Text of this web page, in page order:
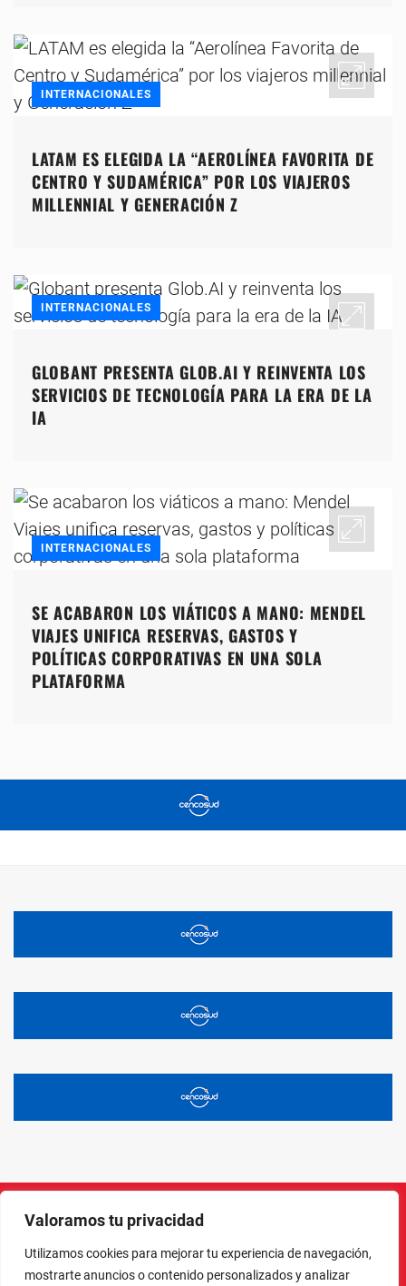
Valoramos tu privacidad
Utilizamos cookies para mejorar tu experiencia de navegación,
mostrarte anuncios o contenido personalizados y analizar
INTERNACIONALES
LATAM ES ELEGIDA LA “AEROLÍNEA FAVORITA DE
CENTRO Y SUDAMÉRICA” POR LOS VIAJEROS
MILLENNIAL Y GENERACIÓN Z
INTERNACIONALES
GLOBANT PRESENTA GLOB.AI Y REINVENTA LOS
SERVICIOS DE TECNOLOGÍA PARA LA ERA DE LA
IA
INTERNACIONALES
SE ACABARON LOS VIÁTICOS A MANO: MENDEL
VIAJES UNIFICA RESERVAS, GASTOS Y
POLÍTICAS CORPORATIVAS EN UNA SOLA
PLATAFORMA
InstagramFacebook
X